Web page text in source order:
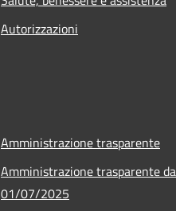
Autorizzazioni
Amministrazione trasparente
Amministrazione trasparente
01/07/2025